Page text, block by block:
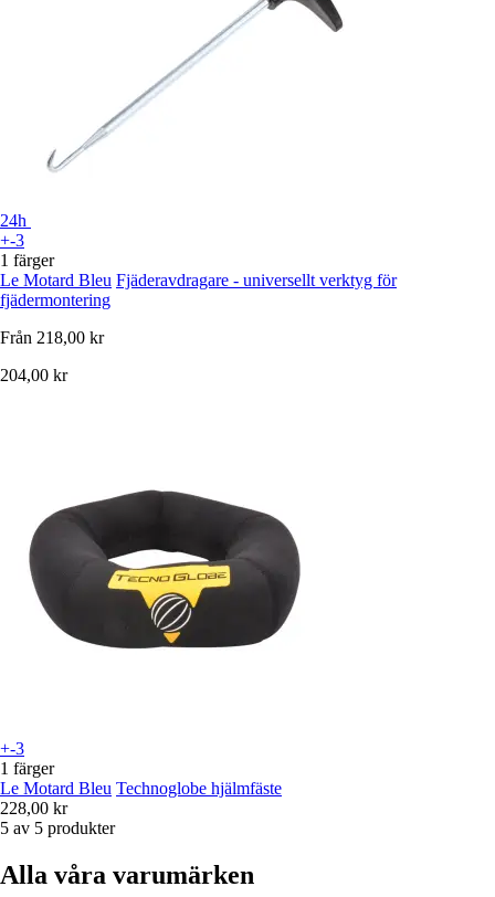
24h
+-3
1 färger
Le Motard Bleu Fjäderavdragare - universellt verktyg för
fjädermontering
Från 218,00 kr
204,00 kr
+-3
1 färger
Le Motard Bleu Technoglobe hjälmfäste
228,00 kr
5 av 5 produkter
Alla våra varumärken